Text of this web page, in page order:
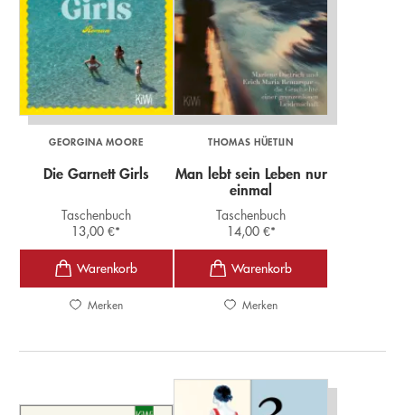
GEORGINA MOORE
Die Garnett Girls
Taschenbuch
13,00€*
Merken
THOMAS HÜETLIN
Man lebt sein Leben nur
einmal
Taschenbuch
14,00 €*
Merken